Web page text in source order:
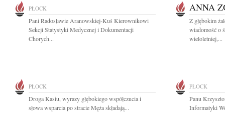
PŁOCK
Pani Radosławie Aranowskiej-Kuś Kierownikowi
Sekcji Statystyki Medycznej i Dokumentacji
Chorych...
ANNA
Z głębokim
wiadomość o
wieloletniej,...
PŁOCK
Droga Kasiu, wyrazy głębokiego współczucia i
słowa wsparcia po stracie Męża składają...
PŁOCK
Panu
Informatyki